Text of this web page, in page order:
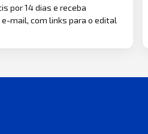
por 14 dias e receba
mail, com links para o edital